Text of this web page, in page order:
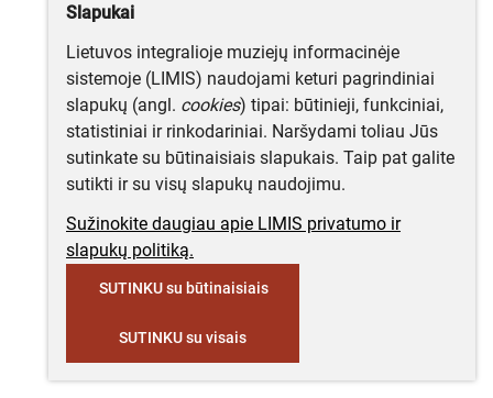
Slapukai
Lietuvos integralioje muziejų informacinėje
sistemoje (LIMIS) naudojami keturi pagrindiniai
slapukų (angl. cookies) tipai: būtinieji, funkciniai,
statistiniai ir rinkodariniai. Naršydami toliau Jūs
sutinkate su būtinaisiais slapukais. Taip pat galite
sutikti ir su visų slapukų naudojimu.
Sužinokite daugiau apie LIMIS privatumo ir
slapukų politiką.
SUTINKU su būtinaisiais
SUTINKU su visais